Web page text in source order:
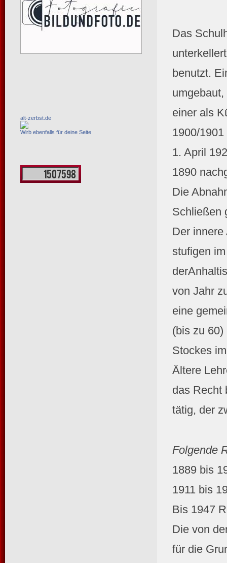
Das
benutzt.
einer als
1900/
1. April
1890
Die
Schließen
Der
stufigen
von Jahr
eine
(bis zu
Stockes
Ältere
das Recht
tätig, der
Folgende
1889 bis
1911 bis
Bis 1947
Die von
für die
alt-zerbst.de
Wirb ebenfalls für deine Seite